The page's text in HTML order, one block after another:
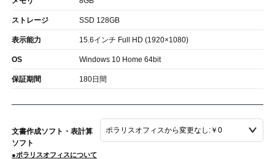
ストレージ SSD 128GB
表示能力 15.6インチ Full HD (1920×1080)
OS Windows 10 Home 64bit
保証期間 180日間
文書作成ソフト・表計算
ソフト
●ポラリスオフィスについて